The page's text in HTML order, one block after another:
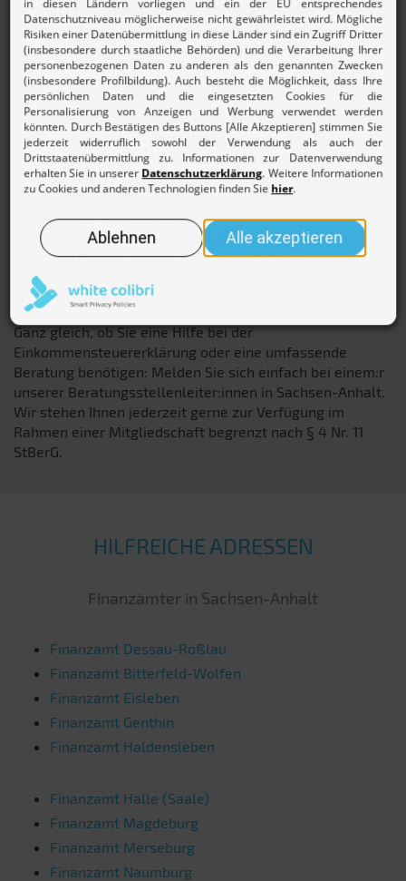
Wittenberg, Halberstadt, Stendal oder Weißenfels
wohnen: Um eine:n passende:n Steuerexperten:in zu
finden, bieten sich für Sie mehrere Möglichkeiten.
Über dieBeratungsstellensucheunserer Webseite
finden Sie schnell und einfach eine:n
Steuerspezialisten:in in Sachsen-Anhalt. Tragen Sie
hierfür einfach Ihren Wohnort oder die
entsprechende Postleitzahl in das Suchfeld ein. Für
Wernigerode z. B. geben Sie die Postleitzahl 38855,
38871, 38875 oder 38879 ein und starten die Suche
mit der Eingabetaste.
Alternativ nutzen Sie die Auswahl unserer
Trefferliste mit den Beratungsstellen unseres
Sachsen-Anhalts.
Ganz gleich, ob Sie eine Hilfe bei der
Einkommensteuererklärung oder eine umfassende
Beratung benötigen: Melden Sie sich einfach bei einem:r
unserer Beratungsstellenleiter:innen in Sachsen-Anhalt.
Wir stehen Ihnen jederzeit gerne zur Verfügung im
Rahmen einer Mitgliedschaft begrenzt nach § 4 Nr. 11
StBerG.
HILFREICHE ADRESSEN
Finanzämter in Sachsen-Anhalt
Finanzamt Dessau-Roßlau
Finanzamt Bitterfeld-Wolfen
Finanzamt Eisleben
Finanzamt Genthin
Finanzamt Haldensleben
Finanzamt Halle (Saale)
Finanzamt Magdeburg
Finanzamt Merseburg
Finanzamt Naumburg